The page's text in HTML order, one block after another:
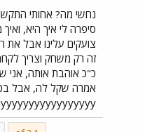
נחשי מה? אחותי
סיפרה לי איך היא,
צועקים עלינו אבל
זה רק משחק וצריך
כ"כ אוהבת אותה,
אמרה שקל לה, אבל